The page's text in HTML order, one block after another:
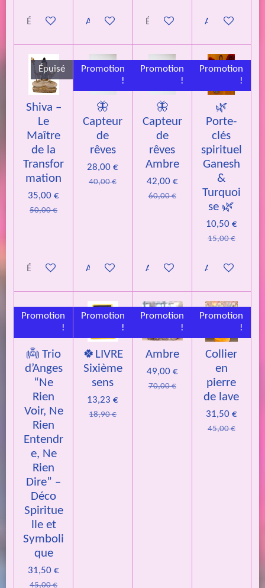
Épuisé Ajouter au panierÉpuisé Ajouter au
Épuisé
Shiva –
Le
Maître
de la
Transfor
mation
35,00 €
50,00 €
Épuisé
Promotion
!
🦋
Capteur
de
rêves
28,00 €
40,00 €
Ajouter au panier
Promotion
!
🦋
Capteur
de
rêves
Ambre
42,00 €
60,00 €
Ajouter au panier
Promotion
!
🌿
Porte-
clés
spirituel
Ganesh
&
Turquoi
se 🌿
10,50 €
15,00 €
Ajouter au
Promotion
!
👼 Trio
d’Anges
“Ne
Rien
Voir, Ne
Rien
Entendr
e, Ne
Rien
Dire” –
Déco
Spiritue
lle et
Symboli
que
31,50 €
45,00 €
Promotion
!
🍀LIVRE
Sixième
sens
13,23 €
18,90 €
Promotion
!
Ambre
49,00 €
70,00 €
Promotion
!
Collier
en
pierre
de lave
31,50 €
45,00 €